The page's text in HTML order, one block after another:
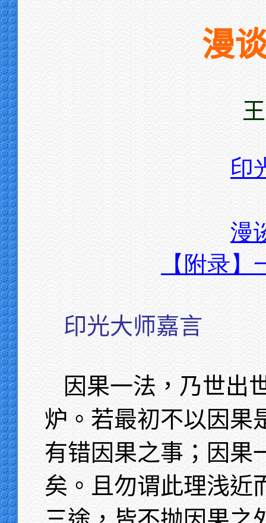
漫
印
漫
【附录】
印光大师嘉言
因果一法，乃世出
炉。若最初不以因果
有错因果之事；因果
矣。且勿谓此理浅近